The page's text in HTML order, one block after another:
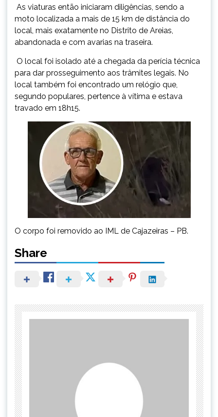
As viaturas então iniciaram diligências, sendo a
moto localizada a mais de 15 km de distância do
local, mais exatamente no Distrito de Areias,
abandonada e com avarias na traseira.
O local foi isolado até a chegada da perícia técnica
para dar prosseguimento aos trâmites legais. No
local também foi encontrado um relógio que,
segundo populares, pertence à vítima e estava
travado em 18h15.
O corpo foi removido ao IML de Cajazeiras – PB.
Share